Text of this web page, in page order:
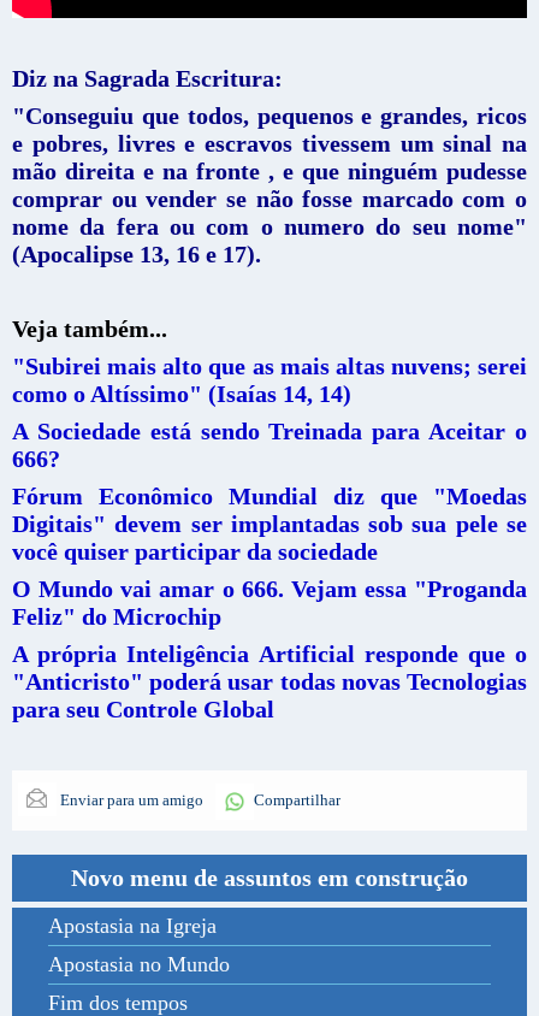
Diz na Sagrada Escritura:
"Conseguiu que todos, pequenos e grandes, ricos
e pobres, livres e escravos tivessem um sinal na
mão direita e na fronte , e que ninguém pudesse
comprar ou vender se não fosse marcado com o
nome da fera ou com o numero do seu nome"
(Apocalipse 13, 16 e 17).
Veja também...
"Subirei mais alto que as mais altas nuvens; serei
como o Altíssimo" (Isaías 14, 14)
A Sociedade está sendo Treinada para Aceitar o
666?
Fórum Econômico Mundial diz que "Moedas
Digitais" devem ser implantadas sob sua pele se
você quiser participar da sociedade
O Mundo vai amar o 666. Vejam essa "Proganda
Feliz" do Microchip
A própria Inteligência Artificial responde que o
"Anticristo" poderá usar todas novas Tecnologias
para seu Controle Global
Enviar para um amigo Compartilhar
Novo menu de assuntos em construção
Apostasia na Igreja
Apostasia no Mundo
Fim dos tempos